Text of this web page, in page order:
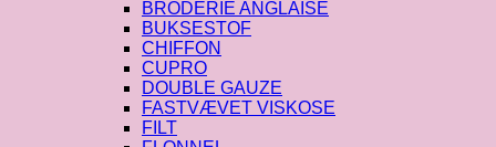
BRODERIE ANGLAISE
BUKSESTOF
CHIFFON
CUPRO
DOUBLE GAUZE
FASTVÆVET VISKOSE
FILT